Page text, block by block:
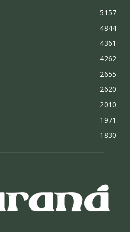
5157
4844
4361
4262
2655
2620
2010
1971
1830